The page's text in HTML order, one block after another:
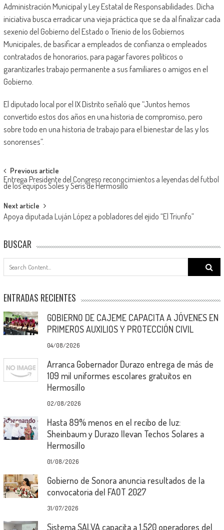
Administración Municipal y Ley Estatal de Responsabilidades. Dicha
iniciativa busca erradicar una vieja práctica que se da al finalizar cada
sexenio del Gobierno del Estado o Trienio de los Gobiernos
Municipales, de basificar a empleados de confianza o empleados
contratados de honorarios, para pagar favores políticos o
garantizarles trabajo permanente a sus familiares o amigos en el
Gobierno.
El diputado local por el IX Distrito señaló que “Juntos hemos
convertido estos dos años en una historia de compromiso, pero
sobre todo en una historia de trabajo para el bienestar de las y los
sonorenses”.
Post
navigation
Previous article
Entrega Presidente del Congreso reconocimientos a leyendas del futbol
de los equipos Soles y Seris de Hermosillo
Next article
Apoya diputada Luján López a pobladores del ejido “El Triunfo”
BUSCAR
Search
for:
ENTRADAS RECIENTES
GOBIERNO DE CAJEME CAPACITA A JÓVENES EN
PRIMEROS AUXILIOS Y PROTECCIÓN CIVIL
04/08/2026
Arranca Gobernador Durazo entrega de más de
109 mil uniformes escolares gratuitos en
Hermosillo
02/08/2026
Hasta 89% menos en el recibo de luz:
Sheinbaum y Durazo llevan Techos Solares a
Hermosillo
01/08/2026
Gobierno de Sonora anuncia resultados de la
convocatoria del FAOT 2027
31/07/2026
Sistema SALVA capacita a 1,520 operadores del